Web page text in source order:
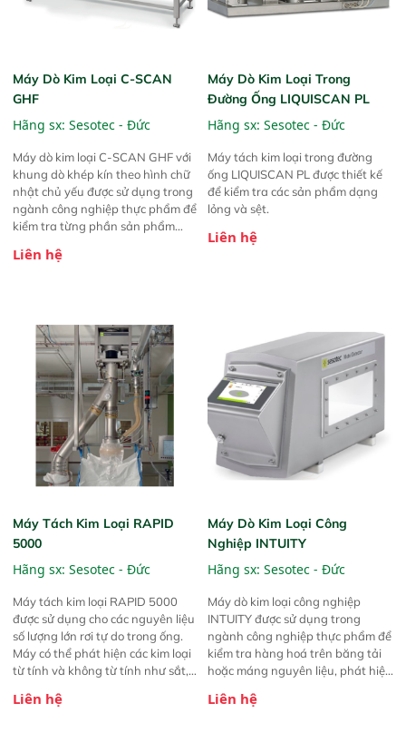
Máy Dò Kim Loại C-SCAN
GHF
Hãng sx: Sesotec - Đức
Máy dò kim loại C-SCAN GHF với
khung dò khép kín theo hình chữ
nhật chủ yếu được sử dụng trong
ngành công nghiệp thực phẩm để
kiểm tra từng phần sản phẩm
tải . Sản phẩm dò tất cả các tạp
bên trong sản phẩm.
Liên hệ
Máy Dò Kim Loại Trong
Đường Ống LIQUISCAN PL
Hãng sx: Sesotec - Đức
Máy tách kim loại trong đường
ống LIQUISCAN PL được thiết kế
để kiểm tra các sản phẩm dạng
lỏng và sệt.
Liên hệ
Máy Tách Kim Loại RAPID
5000
Hãng sx: Sesotec - Đức
Máy tách kim loại RAPID 5000
được sử dụng cho các nguyên liệu
số lượng lớn rơi tự do trong ống.
Máy có thể phát hiện các kim loại
từ tính và không từ tính như sắt,
các kim loại đó nằm sâu trong sản
Liên hệ
Máy Dò Kim Loại Công
Nghiệp INTUITY
Hãng sx: Sesotec - Đức
Máy dò kim loại công nghiệp
INTUITY được sử dụng trong
ngành công nghiệp thực phẩm để
kiểm tra hàng hoá trên băng tải
hoặc máng nguyên liệu, phát hiện
và phi từ tính (thép, thép không rỉ,
Liên hệ